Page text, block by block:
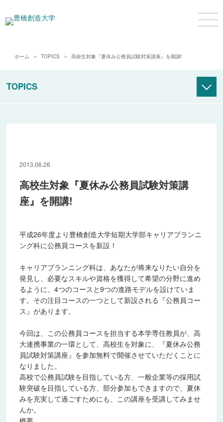
ホーム TOPICS 高校生対象『夏休み公務員試験対策講座』を開講!
TOPICS
2010年度
2011年度
2013年度
2015年度
2016年度
2017年度
2018年度
2019年度
2020年度
2021年度
2013.06.26
高校生対象『夏休み公務員試験対策講
座』を開講!
平成26年度より豊橋創造大学短期大学部キャリアプランニ
ング科に公務員コースを新設！
キャリアプランニング科は、あなたが将来なりたい自分を
発見し、必要なスキルや資格を獲得して希望の分野に進め
るように、4つのコースと9つの進路モデルを設けていま
す。その注目コースの一つとして新設される『公務員コー
ス』があります。
今回は、この公務員コースを担当する本学専任教員が、高
大連携事業の一環として、高校生を対象に、『夏休み公務
員試験対策講座』を参加無料で開催させていただくことに
なりました。
高校で公務員試験を目指している方、一般企業等の採用試
験突破を目指している方、部分参加もできますので、夏休
みを充実して過ごすためにも、この講座を受講してみませ
んか。